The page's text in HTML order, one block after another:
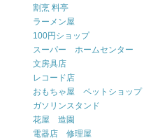
割烹 料亭
ラーメン屋
100円ショップ
スーパー ホームセンター
文房具店
レコード店
おもちゃ屋 ペットショップ
ガソリンスタンド
花屋 造園
電器店 修理屋